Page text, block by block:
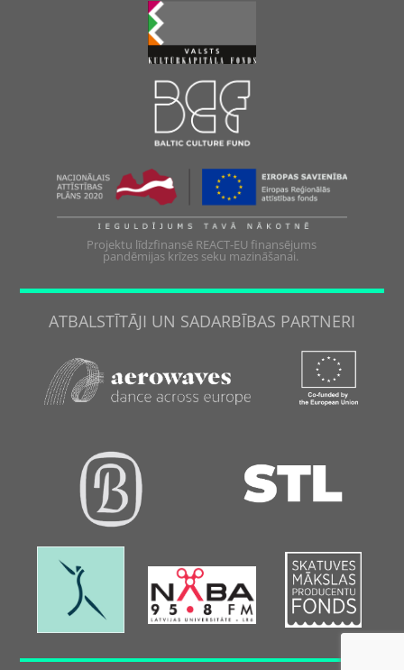
Projektu līdzfinansē REACT-EU finansējums
pandēmijas krīzes seku mazināšanai.
ATBALSTĪTĀJI UN SADARBĪBAS PARTNERI